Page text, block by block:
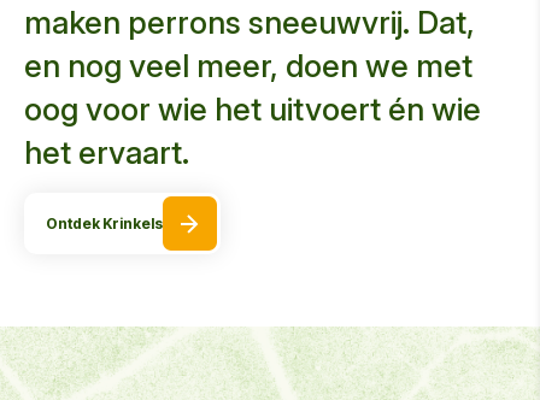
maken perrons sneeuwvrij. Dat,
en nog veel meer, doen we met
oog voor wie het uitvoert én wie
het ervaart.
Ontdek Krinkels